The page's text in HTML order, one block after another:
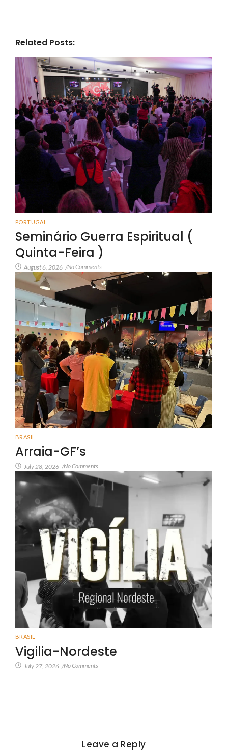
Related Posts:
PORTUGAL
Seminário Guerra Espiritual (
Quinta-Feira )
August 6, 2026 /No Comments
BRASIL
Arraia-GF’s
July 28, 2026 /No Comments
BRASIL
Vigilia-Nordeste
July 27, 2026 /No Comments
Leave a Reply